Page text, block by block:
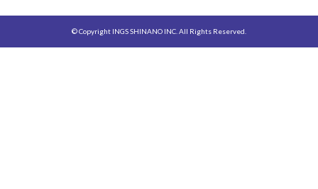
© Copyright INGS SHINANO INC. All Rights Reserved.